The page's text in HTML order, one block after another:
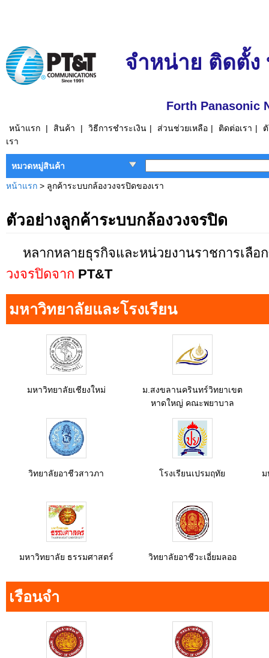
จำหน่าย ติดตั้ง
Forth Panasonic
หน้าแรก | สินค้า | วิธีการชำระเงิน | ส่วนช่วยเหลือ | ติดต่อเรา |
เรา
หมวดหมู่สินค้า
หน้าแรก > ลูกค้าระบบกล้องวงจรปิดของเรา
ตัวอย่างลูกค้าระบบกล้องวงจรปิด
หลากหลายธุรกิจและหน่วยงานราชการเลื
วงจรปิดจาก PT&T
มหาวิทยาลัยและโรงเรียน
มหาวิทยาลัยเชียงใหม่
ม.สงขลานครินทร์วิทยาเขต
หาดใหญ่ คณะพยาบาล
วิทยาลัยอาชีวสาวภา โรงเรียนเปรมฤทัย ม
มหาวิทยาลัย ธรรมศาสตร์ วิทยาลัยอาชีวะเอี่ยมลออ
เรือนจำ